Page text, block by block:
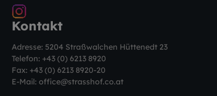
Kontakt
Adresse: 5204 Straßwalchen Hüttenedt 23
Telefon: +43 (0) 6213 8920
Fax: +43 (0) 6213 8920-20
E-Mail: office@strasshof.co.at